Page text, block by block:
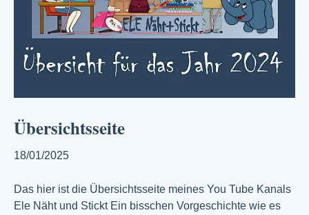
Übersichtsseite
18/01/2025
Das hier ist die Übersichtsseite meines You Tube Kanals
Ele Näht und Stickt Ein bisschen Vorgeschichte wie es